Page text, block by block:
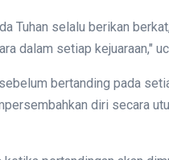
Tuhan selalu berikan
dalam setiap kejuaraan,"
bertanding pada
diri secara